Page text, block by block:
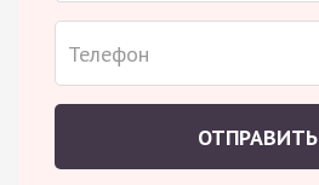
ОТПРАВИТЬ